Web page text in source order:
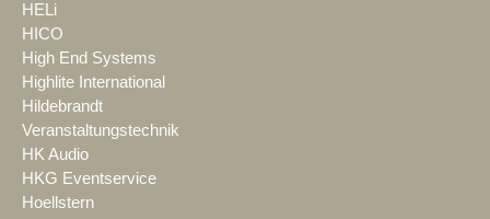
HELi
HICO
High End Systems
Highlite International
Hildebrandt
Veranstaltungstechnik
HK Audio
HKG Eventservice
Hoellstern